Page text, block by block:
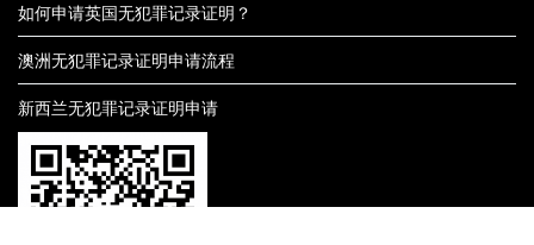
如何申请英国无犯罪记录证明？
澳洲无犯罪记录证明申请流程
新西兰无犯罪记录证明申请